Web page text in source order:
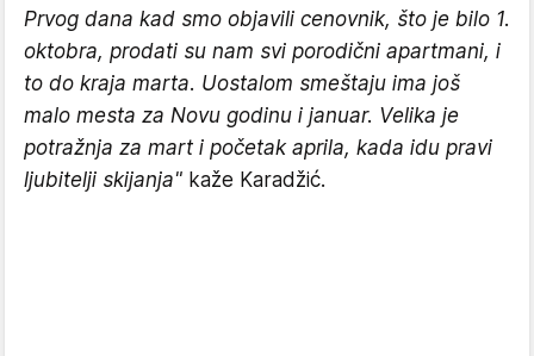
Prvog dana kad smo objavili cenovnik, što je bilo 1.
oktobra, prodati su nam svi porodični apartmani, i
to do kraja marta. Uostalom smeštaju ima još
malo mesta za Novu godinu i januar. Velika je
potražnja za mart i početak aprila, kada idu pravi
ljubitelji skijanja" kaže Karadžić.